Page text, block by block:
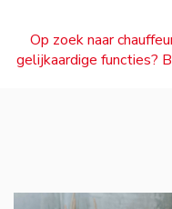
Op zoek naar
gelijkaardige functies?